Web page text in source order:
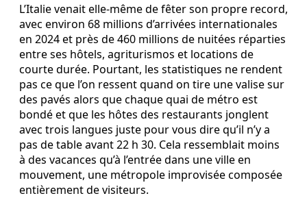
L’Italie venait elle-même de fêter son propre record,
avec environ 68 millions d’arrivées internationales
en 2024 et près de 460 millions de nuitées réparties
entre ses hôtels, agriturismos et locations de
courte durée. Pourtant, les statistiques ne rendent
pas ce que l’on ressent quand on tire une valise sur
des pavés alors que chaque quai de métro est
bondé et que les hôtes des restaurants jonglent
avec trois langues juste pour vous dire qu’il n’y a
pas de table avant 22 h 30. Cela ressemblait moins
à des vacances qu’à l’entrée dans une ville en
mouvement, une métropole improvisée composée
entièrement de visiteurs.